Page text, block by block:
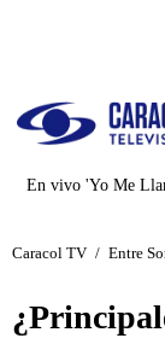
En vivo 'Yo Me
Caracol TV / Entre